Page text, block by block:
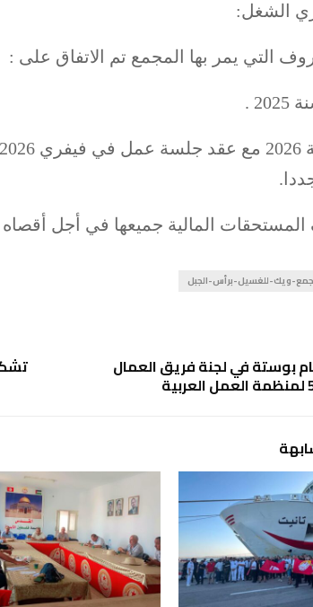
الشغل:
التي يمر بها المجمع تم الاتفاق على :
المالية جميعها في أجل أقصاه 20 ماي 2025.
ويك-للغسيل-برأس-الجبل
بوستة في لجنة فريق العمال